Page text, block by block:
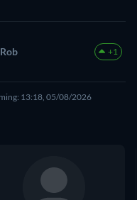
+1
13:18, 05/08/2026